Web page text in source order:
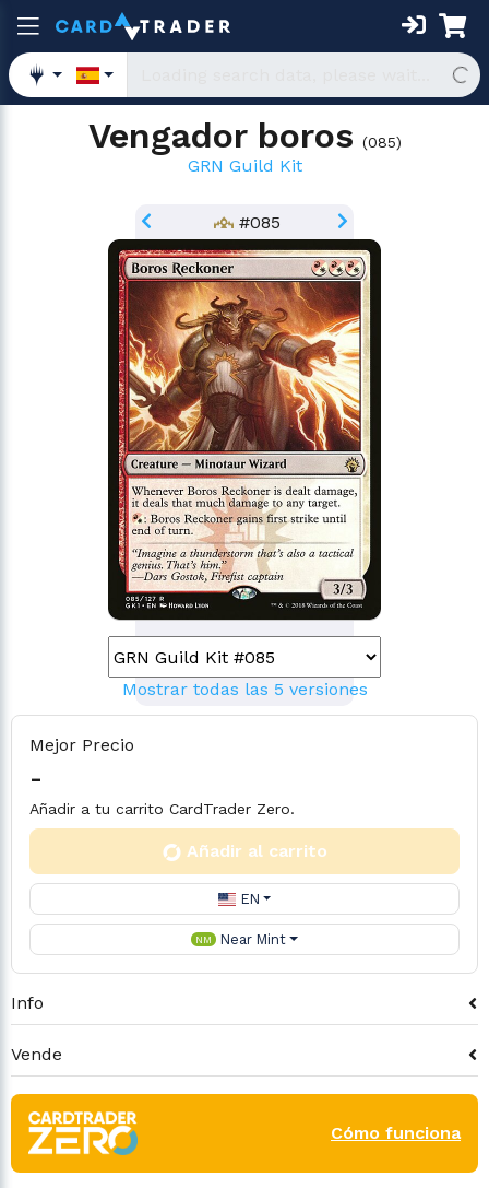
Vengador boros (085)
GRN Guild Kit
#085
Mostrar todas las 5 versiones
Mejor Precio
-
Añadir a tu carrito CardTrader Zero.
Añadir al carrito
EN
NM Near Mint
Info
Vende
Cómo funciona